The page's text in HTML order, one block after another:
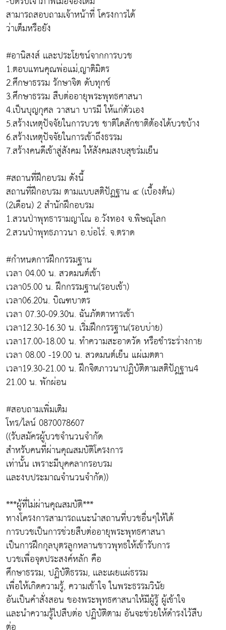
สามารถสอบถามเจ้าหน้าที่ โครงการได้
ว่าเต็มหรือยัง
#อานิสงส์ เเละประโยชน์จากการบวช
1.ตอบแทนคุณพ่อแม่,ญาติมิตร
2.ศึกษาธรรม รักษาจิต ดับทุกข์
3.ศึกษาธรรม สืบต่ออายุพระพุทธศาสนา
4.เป็นบุญกุศล วาสนา บารมี ให้แก่ตัวเอง
5.สร้างเหตุปัจจัยในการบวช ชาติใดสักชาติต้องได้บวชบ้าง
6.สร้างเหตุปัจจัยในการเข้าถึงธรรม
7.สร้างคนดีเข้าสู่สังคม ให้สังคมสงบสุขร่มเย็น
#สถานที่ฝึกอบรม ดังนี้
สถานที่ฝึกอบรม ตามเเบบสติปัฏฐาน ๔ (เบื้องต้น)
(2เดือน) 2 สำนักฝึกอบรม
1.สวนป่าพุทธารามญาโณ อ.วังทอง จ.พิษณุโลก
2.สวนป่าพุทธภาวนา อ.บ่อไร่. จ.ตราด
#กำหนดการฝึกกรรมฐาน
เวลา 04.00 น. สวดมนต์เช้า
เวลา05.00 น. ฝึกกรรมฐาน(รอบเช้า)
เวลา06.20น. บิณฑบาตร
เวลา 07.30-09.30น. ฉันภัตตาหารเช้า
เวลา12.30-16.30 น. เริ่มฝึกกรรฐาน(รอบบ่าย)
เวลา17.00-18.00 น. ทำความสะอาดวัด หรือชำระร่างกาย
เวลา 08.00 -19.00 น. สวดมนต์เย็น แผ่เมตตา
เวลา19.30-21.00 น. ฝึกจิตภาวนาปฏิบัติตามสติปัฎฐาน4
21.00 น. พักผ่อน
#สอบถามเพิ่มเติม
โทร/ไลน์ 0870078607
((รับสมัครผู้บวชจำนวนจำกัด
สำหรับคนที่ผ่านคุณสมบัติโครงการ
เท่านั้น เพราะมีบุคคลากรอบรม
เเละงบประมาณจำนวนจำกัด))
***ผู้ที่ไม่ผ่านคุณสมบัติ***
ทางโครงการสามารถเเนะนำสถานที่บวชอื่นๆให้ได้
การบวชเป็นการช่วยสืบต่ออายุพระพุทธศาสนา
เป็นการฝึกกุลบุตรลูกหลานชาวพุทธให้เข้ารับการ
บวชเพื่อจุดประสงค์หลัก คือ
ศึกษาธรรม, ปฏิบัติธรรม, เเละเผยเเผ่ธรรม
เพื่อให้เกิดความรู้, ความเข้าใจ ในพระธรรมวินัย
อันเป็นคำสั่งสอน ของพระพุทธศาสนาให้มีผู้รู้ ผู้เข้าใจ
เเละนำความรู้ไปสืบต่อ ปฏิบัติตาม อันจะช่วยให้ดำรงไว้สืบ